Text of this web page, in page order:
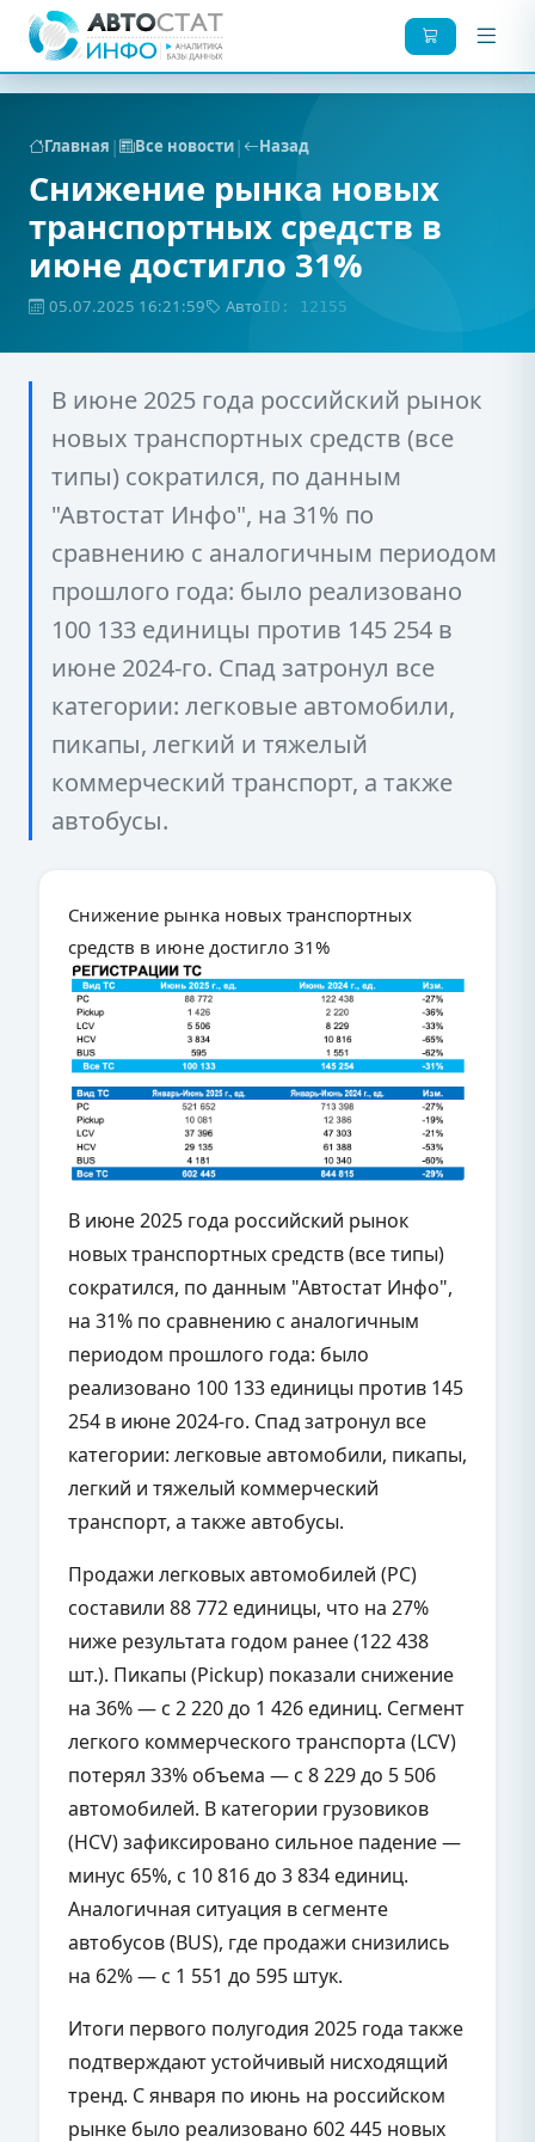
Главная | Все новости| Назад
Снижение рынка новых
транспортных средств в
июне достигло 31%
05.07.2025 16:21:59 АвтоID: 12155
В июне 2025 года российский рынок
новых транспортных средств (все
типы) сократился, по данным
"Автостат Инфо", на 31% по
сравнению с аналогичным периодом
прошлого года: было реализовано
100 133 единицы против 145 254 в
июне 2024-го. Спад затронул все
категории: легковые автомобили,
пикапы, легкий и тяжелый
коммерческий транспорт, а также
автобусы.
Снижение рынка новых транспортных
средств в июне достигло 31%
В июне 2025 года российский рынок
новых транспортных средств (все типы)
сократился, по данным "Автостат Инфо",
на 31% по сравнению с аналогичным
периодом прошлого года: было
реализовано 100 133 единицы против 145
254 в июне 2024-го. Спад затронул все
категории: легковые автомобили, пикапы,
легкий и тяжелый коммерческий
транспорт, а также автобусы.
Продажи легковых автомобилей (PC)
составили 88 772 единицы, что на 27%
ниже результата годом ранее (122 438
шт.). Пикапы (Pickup) показали снижение
на 36% — с 2 220 до 1 426 единиц. Сегмент
легкого коммерческого транспорта (LCV)
потерял 33% объема — с 8 229 до 5 506
автомобилей. В категории грузовиков
(HCV) зафиксировано сильное падение —
минус 65%, с 10 816 до 3 834 единиц.
Аналогичная ситуация в сегменте
автобусов (BUS), где продажи снизились
на 62% — с 1 551 до 595 штук.
Итоги первого полугодия 2025 года также
подтверждают устойчивый нисходящий
тренд. С января по июнь на российском
рынке было реализовано 602 445 новых